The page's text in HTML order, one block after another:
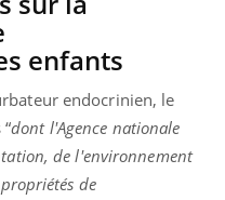
enfants
endocrinien, le
dont l'Agence nationale
de l'environnement
de